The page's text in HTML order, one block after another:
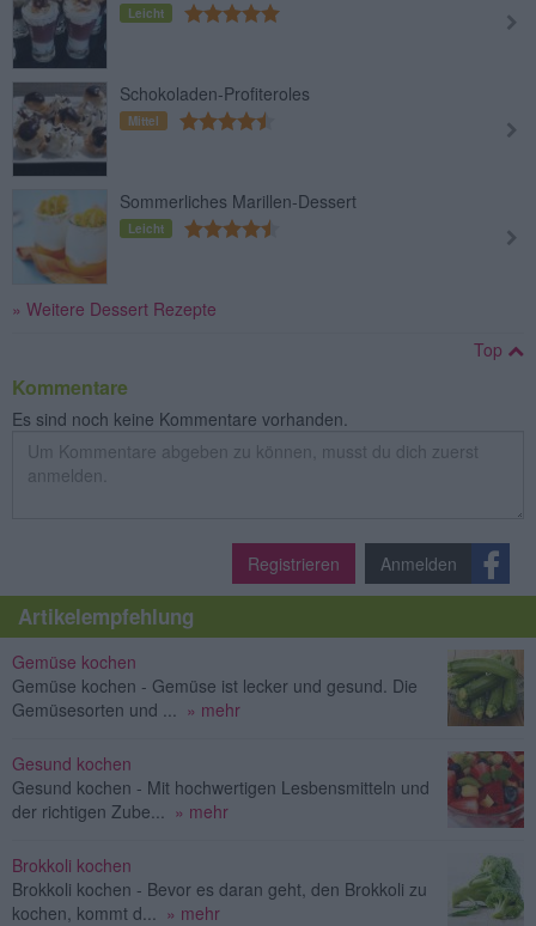
Leicht
Schokoladen-Profiteroles
Mittel
Sommerliches Marillen-Dessert
Leicht
» Weitere Dessert Rezepte
Top
Kommentare
Es sind noch keine Kommentare vorhanden.
Registrieren Anmelden
Artikelempfehlung
Gemüse kochen
Gemüse kochen - Gemüse ist lecker und gesund. Die
Gemüsesorten und ...
» mehr
Gesund kochen
Gesund kochen - Mit hochwertigen Lesbensmitteln und
der richtigen Zube...
» mehr
Brokkoli kochen
Brokkoli kochen - Bevor es daran geht, den Brokkoli zu
kochen, kommt d...
» mehr